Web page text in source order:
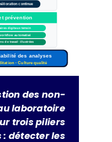
continue
prévention
digitaux terrain
automatisé
de travail illustrées
des analyses
- Culture qualité
des non-
laboratoire
trois piliers
détecter les